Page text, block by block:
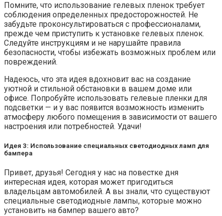
Помните, что использование гелевых пленок требует
соблюдения определенных предосторожностей. Не
забудьте проконсультироваться с профессионалами,
прежде чем приступить к установке гелевых пленок.
Следуйте инструкциям и не нарушайте правила
безопасности, чтобы избежать возможных проблем или
повреждений.
Надеюсь, что эта идея вдохновит вас на создание
уютной и стильной обстановки в вашем доме или
офисе. Попробуйте использовать гелевые пленки для
подсветки — и у вас появится возможность изменить
атмосферу любого помещения в зависимости от вашего
настроения или потребностей. Удачи!
Идея 3: Использование специальных светодиодных ламп для
бампера
Привет, друзья! Сегодня у нас на повестке дня
интересная идея, которая может пригодиться
владельцам автомобилей. А вы знали, что существуют
специальные светодиодные лампы, которые можно
установить на бампер вашего авто?